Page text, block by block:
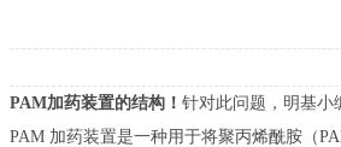
PAM加药装置的结构！ 针对此问题，明基小
PAM加药装置是一种用于将聚丙烯酰胺（